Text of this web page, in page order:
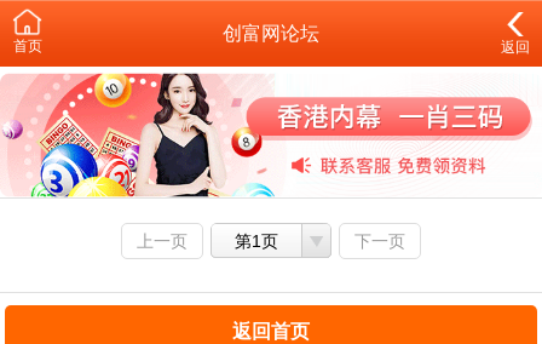
首页
创富网论坛
返回
上一页 第1页 下一页
返回首页